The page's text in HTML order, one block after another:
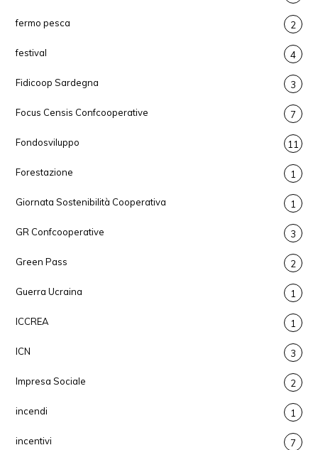
fermo pesca 2
festival 4
Fidicoop Sardegna 3
Focus Censis Confcooperative 7
Fondosviluppo 11
Forestazione 1
Giornata Sostenibilità Cooperativa 1
GR Confcooperative 3
Green Pass 2
Guerra Ucraina 1
ICCREA 1
ICN 3
Impresa Sociale 2
incendi 1
incentivi 7